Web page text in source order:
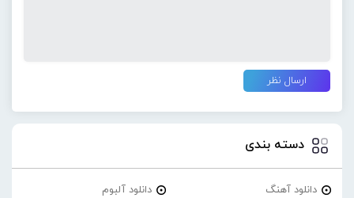
دسته بندی
دانلود آهنگ
دانلود آلبوم